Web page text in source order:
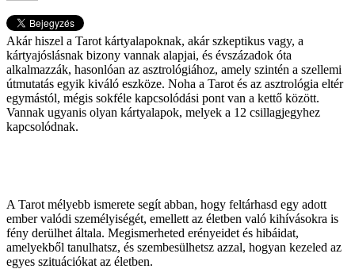
Akár hiszel a Tarot kártyalapoknak, akár szkeptikus vagy, a
kártyajóslásnak bizony vannak alapjai, és évszázadok óta
alkalmazzák, hasonlóan az asztrológiához, amely szintén a szellemi
útmutatás egyik kiváló eszköze. Noha a Tarot és az asztrológia eltér
egymástól, mégis sokféle kapcsolódási pont van a kettő között.
Vannak ugyanis olyan kártyalapok, melyek a 12 csillagjegyhez
kapcsolódnak.
A Tarot mélyebb ismerete segít abban, hogy feltárhasd egy adott
ember valódi személyiségét, emellett az életben való kihívásokra is
fény derülhet általa. Megismerheted erényeidet és hibáidat,
amelyekből tanulhatsz, és szembesülhetsz azzal, hogyan kezeled az
egyes szituációkat az életben.